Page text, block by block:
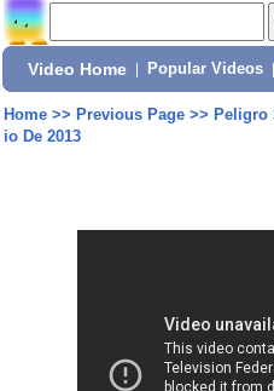
Video Home Popular Videos
Home>> Previous Page>> Peligro
io De 2013